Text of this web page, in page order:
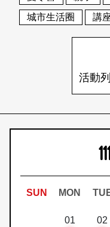
刊物索取地點
刊登活動
網站導覽
日本語
城市生活圈
講
活動
SUN MON
01 02